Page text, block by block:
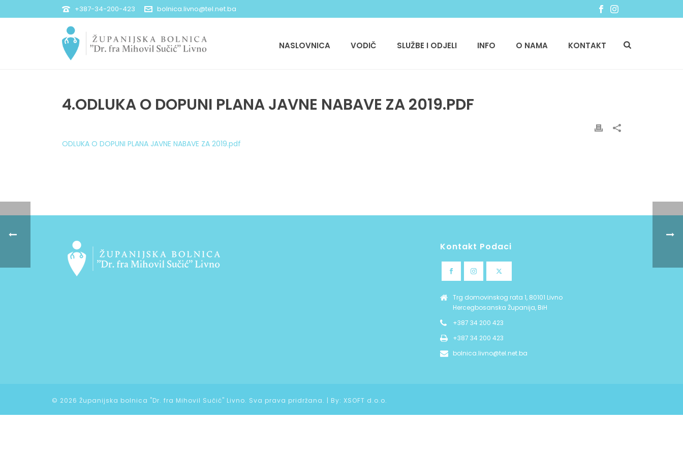
+387-34-200-423 bolnica.livno@tel.net.ba
NASLOVNICA VODIČ SLUŽBE I ODJELI INFO O NAMA KONTAKT
4.ODLUKA O DOPUNI PLANA JAVNE NABAVE ZA 2019.PDF
ODLUKA O DOPUNI PLANA JAVNE NABAVE ZA 2019.pdf
Kontakt Podaci
Trg domovinskog rata 1, 80101 Livno
Hercegbosanska Županija, BiH
+387 34 200 423
+387 34 200 423
bolnica.livno@tel.net.ba
© 2026 Županijska bolnica "Dr. fra Mihovil Sučić" Livno. Sva prava pridržana. | By: XSOFT d.o.o.